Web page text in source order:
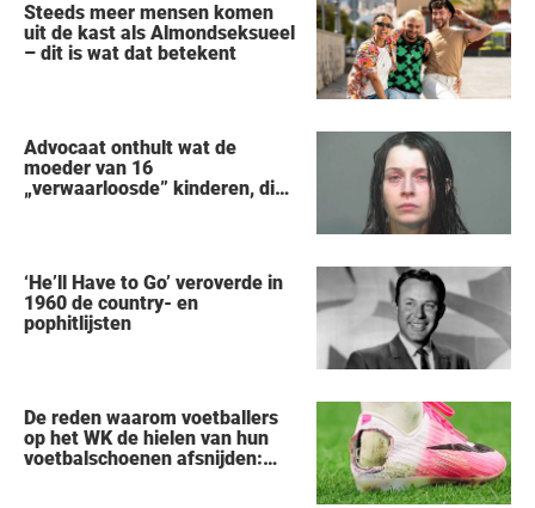
Steeds meer mensen komen
uit de kast als Almondseksueel
– dit is wat dat betekent
Advocaat onthult wat de
moeder van 16
„verwaarloosde” kinderen, die
‘He’ll Have to Go’ veroverde in
1960 de country- en
pophitlijsten
De reden waarom voetballers
op het WK de hielen van hun
voetbalschoenen afsnijden: